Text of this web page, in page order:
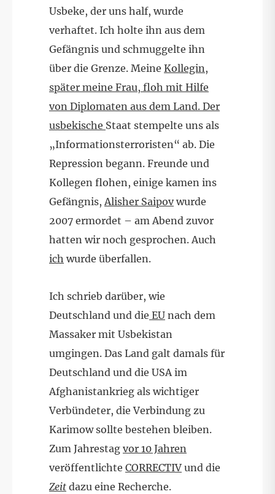
Usbeke, der uns half, wurde
verhaftet. Ich holte ihn aus dem
Gefängnis und schmuggelte ihn
über die Grenze. Meine Kollegin,
später meine Frau, floh mit Hilfe
von Diplomaten aus dem Land. Der
usbekische Staat stempelte uns als
„Informationsterroristen“ ab. Die
Repression begann. Freunde und
Kollegen flohen, einige kamen ins
Gefängnis, Alisher Saipovwurde
2007 ermordet – am Abend zuvor
hatten wir noch gesprochen. Auch
ich wurde überfallen.
Ich schrieb darüber, wie
Deutschland und die EU nach dem
Massaker mit Usbekistan
umgingen. Das Land galt damals für
Deutschland und die USA im
Afghanistankrieg als wichtiger
Verbündeter, die Verbindung zu
Karimow sollte bestehen bleiben.
Zum Jahrestag vor 10 Jahren
veröffentlichte CORRECTIV und die
Zeit dazu eine Recherche.